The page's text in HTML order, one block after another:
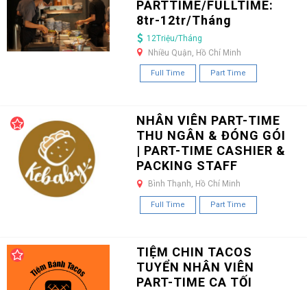
PARTTIME/FULLTIME:
8tr-12tr/Tháng
12Triệu/Tháng
Nhiều Quận, Hồ Chí Minh
Full Time Part Time
NHÂN VIÊN PART-TIME
THU NGÂN & ĐÓNG GÓI
| PART-TIME CASHIER &
PACKING STAFF
Bình Thạnh, Hồ Chí Minh
Full Time Part Time
TIỆM CHIN TACOS
TUYỂN NHÂN VIÊN
PART-TIME CA TỐI